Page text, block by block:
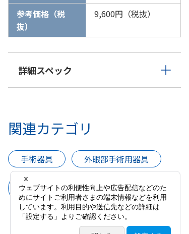
参考価格（税
抜）
9,600円（税抜）
詳細スペック
関連カテゴリ
手術器具
外眼部手術用器具
異物除去（おたま鑷子・異物針・匙・
ドリル）